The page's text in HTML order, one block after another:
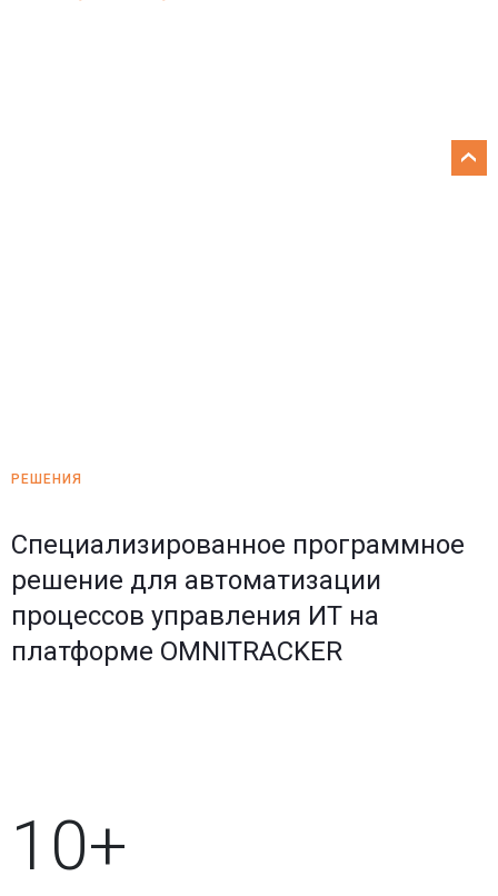
OMNITRACKER CleverENGINE —
РЕШЕНИЯ
Специализированное программное
решение для автоматизации
процессов управления ИТ на
платформе OMNITRACKER
10+